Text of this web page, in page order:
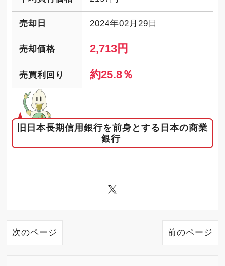
売却日 2024年02月29日
売却価格 2,713円
売買利回り 約25.8％
旧日本長期信用銀行を前身とする日本の商業
銀行
次のページ 前のページ